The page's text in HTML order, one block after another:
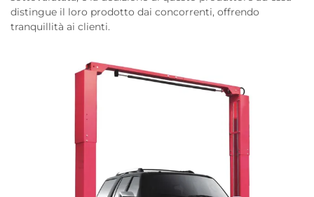
distingue il loro prodotto dai concorrenti, offrendo
tranquillità ai clienti.